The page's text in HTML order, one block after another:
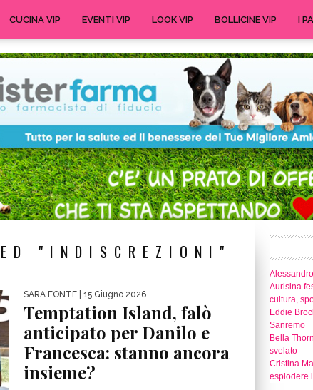
CUCINA VIP EVENTI VIP LOOK VIP BOLLICINE VIP I
"INDISCREZIONI"
SARA FONTE | 15 Giugno 2026
Temptation Island, falò
anticipato per Danilo e
Francesca: stanno ancora
insieme?
Aurisina
cultura,
Eddie
Sanremo
Bella
svelato
Cristina
esplodere